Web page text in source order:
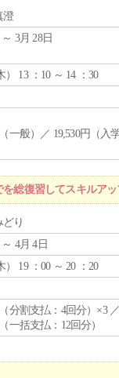
3月 28日
） 13 ：10 ～ 14 ：30
一般）／ 19,530円（入
総復習してスキルア
り
4月 4日
） 19 ：00 ～ 20 ：20
分割支払：4回分）×3
一括支払：12回分）